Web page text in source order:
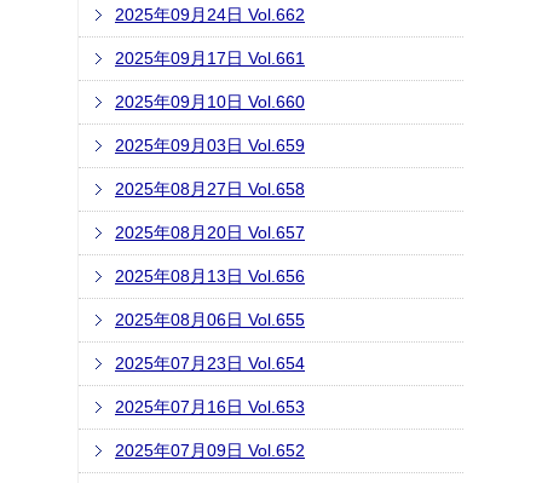
2025年09月24日 Vol.662
2025年09月17日 Vol.661
2025年09月10日 Vol.660
2025年09月03日 Vol.659
2025年08月27日 Vol.658
2025年08月20日 Vol.657
2025年08月13日 Vol.656
2025年08月06日 Vol.655
2025年07月23日 Vol.654
2025年07月16日 Vol.653
2025年07月09日 Vol.652